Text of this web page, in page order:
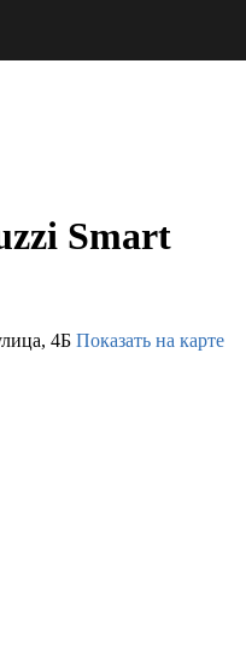
Smart
4Б Показать на карте